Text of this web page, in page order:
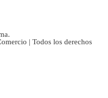
| Todos los derechos